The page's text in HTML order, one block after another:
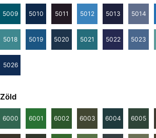
5009 5010 5011 5012 5013 5014
5018 5019 5020 5021 5022 5023
5026
Zöld
6000 6001 6002 6003 6004 6005